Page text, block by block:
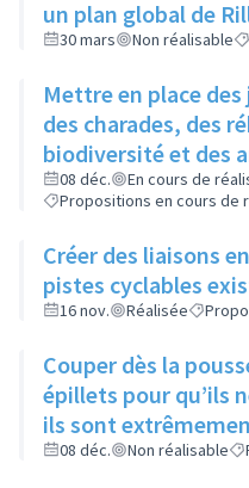
un plan global de
30 mars Non réalisable
Mettre en place
des charades, des
biodiversité et des
niveau de la ferme
linéaire urbain
08 déc.
En cours de
Propositions en cours de
Créer des liaisons
pistes cyclables
16 nov. Réalisée
Couper dès la
épillets pour qu’ils
ils sont
animaux
08 déc. Non réalisable